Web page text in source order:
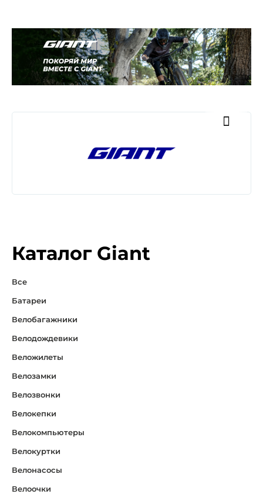
Каталог Giant
Все
Батареи
Велобагажники
Велодождевики
Веложилеты
Велозамки
Велозвонки
Велокепки
Велокомпьютеры
Велокуртки
Велонасосы
Велоочки